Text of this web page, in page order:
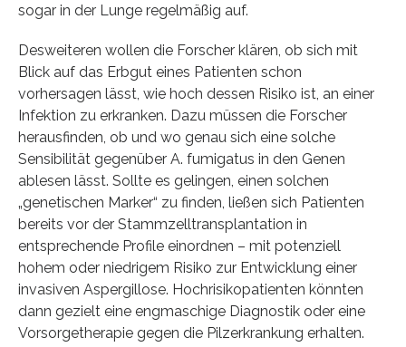
sogar in der Lunge regelmäßig auf.
Desweiteren wollen die Forscher klären, ob sich mit
Blick auf das Erbgut eines Patienten schon
vorhersagen lässt, wie hoch dessen Risiko ist, an einer
Infektion zu erkranken. Dazu müssen die Forscher
herausfinden, ob und wo genau sich eine solche
Sensibilität gegenüber A. fumigatus in den Genen
ablesen lässt. Sollte es gelingen, einen solchen
„genetischen Marker“ zu finden, ließen sich Patienten
bereits vor der Stammzelltransplantation in
entsprechende Profile einordnen – mit potenziell
hohem oder niedrigem Risiko zur Entwicklung einer
invasiven Aspergillose. Hochrisikopatienten könnten
dann gezielt eine engmaschige Diagnostik oder eine
Vorsorgetherapie gegen die Pilzerkrankung erhalten.